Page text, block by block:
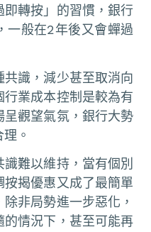
即轉按」的習慣，銀行
一般在2年後又會蟬過
識，減少甚至取消向
業成本控制是較為有
觀望氣氛，銀行大勢
。
難以維持，當有個別
揭優惠又成了最簡單
非局勢進一步惡化，
情況下，甚至可能再